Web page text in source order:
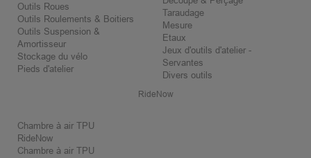
Outils Roues
Outils Roulements & Boitiers
Outils Suspension &
Amortisseur
Stockage du vélo
Pieds d'atelier
Taraudage
Mesure
Etaux
Jeux d'outils d'atelier -
Servantes
Divers outils
RideNow
Chambre à air TPU
RideNow
Chambre à air TPU